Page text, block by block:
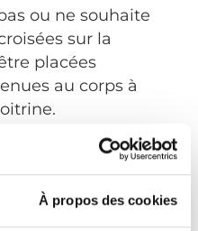
À propos des cookies
ou ne souhaite
sur la
placées
au corps à